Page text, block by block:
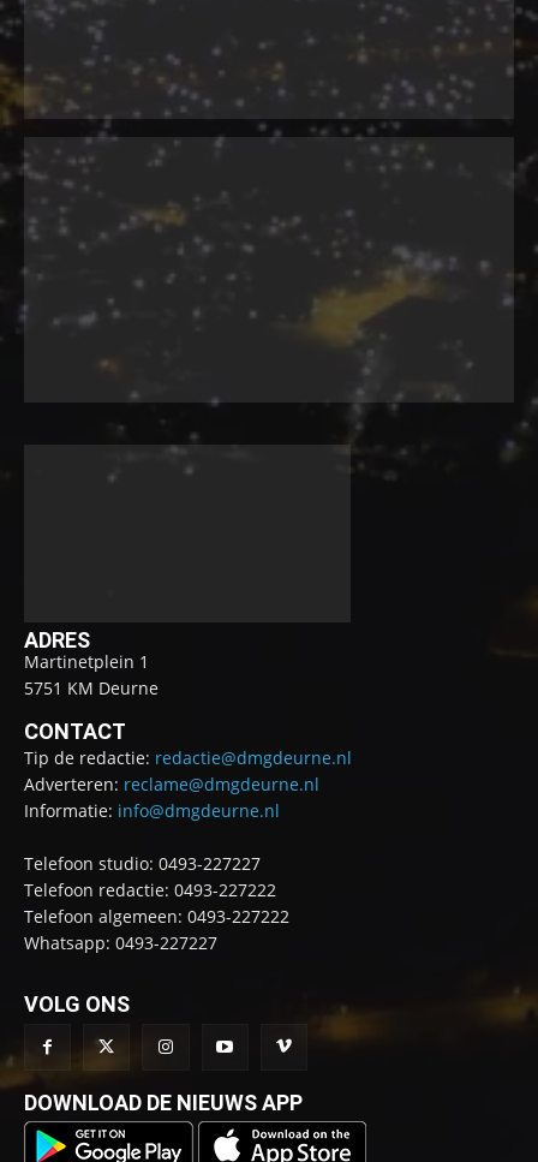
ADRES
Martinetplein 1
5751 KM Deurne
CONTACT
Tip de redactie: redactie@dmgdeurne.nl
Adverteren: reclame@dmgdeurne.nl
Informatie: info@dmgdeurne.nl
Telefoon studio: 0493-227227
Telefoon redactie: 0493-227222
Telefoon algemeen: 0493-227222
Whatsapp: 0493-227227
VOLG ONS
DOWNLOAD DE NIEUWS APP